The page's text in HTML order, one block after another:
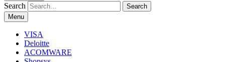
Search
Menu
VISA
Deloitte
ACOMWARE